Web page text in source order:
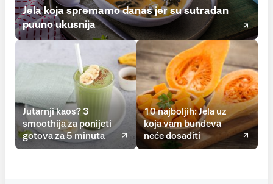
Jela koja spremamo danas jer su sutradan
puuno ukusnija
Jutarnji kaos? 3
smoothija za ponijeti
gotova za 5 minuta
10 najboljih: Jela uz
koja vam bundeva
neće dosaditi